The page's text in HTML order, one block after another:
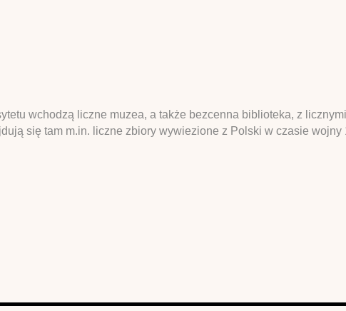
wchodzą liczne muzea, a także bezcenna biblioteka, z
się tam m.in. liczne zbiory wywiezione z Polski w czasie wojny